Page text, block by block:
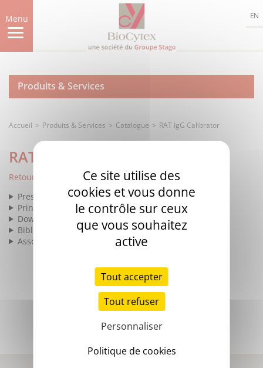
au
contenu
principal
Menu EN
Produits & Services
Accueil Produits & Services Catalogue RAT IgG Calibrator
RAT IgG Calibrator
Retour à la liste
Presentation
Principle
Download
Bibliography
Associated products
Ce site utilise des
cookies et vous donne
le contrôle sur ceux
que vous souhaitez
active
Tout accepter
Tout refuser
Personnaliser
Politique de cookies